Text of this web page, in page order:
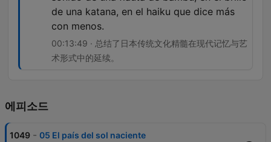
de una katana, en el haiku que dice más
con menos.
00:13:49 · 总结了日本传统文化精髓在现代记忆与艺
术形式中的延续。
에피소드
1049 - 05 El país del sol naciente